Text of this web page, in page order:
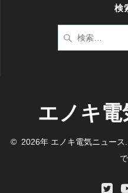
検
検
索:
エノキ電
© 2026年 エノキ電気ニュース.